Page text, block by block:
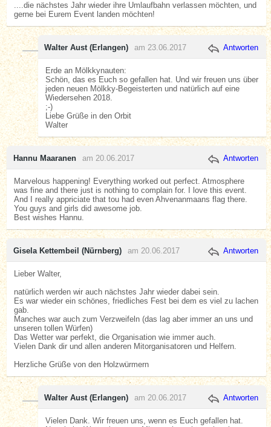
....die nächstes Jahr wieder ihre Umlaufbahn verlassen möchten, und
gerne bei Eurem Event landen möchten!
Walter Aust (Erlangen) am 23.06.2017 Antworten
Erde an Mölkkynauten:
Schön, das es Euch so gefallen hat. Und wir freuen uns über
jeden neuen Mölkky-Begeisterten und natürlich auf eine
Wiedersehen 2018.
;-)
Liebe Grüße in den Orbit
Walter
Hannu Maaranen am 20.06.2017 Antworten
Marvelous happening! Everything worked out perfect. Atmosphere
was fine and there just is nothing to complain for. I love this event.
And I really appriciate that tou had even Ahvenanmaans flag there.
You guys and girls did awesome job.
Best wishes Hannu.
Gisela Kettembeil (Nürnberg) am 20.06.2017 Antworten
Lieber Walter,
natürlich werden wir auch nächstes Jahr wieder dabei sein.
Es war wieder ein schönes, friedliches Fest bei dem es viel zu lachen
gab.
Manches war auch zum Verzweifeln (das lag aber immer an uns und
unseren tollen Würfen)
Das Wetter war perfekt, die Organisation wie immer auch.
Vielen Dank dir und allen anderen Mitorganisatoren und Helfern.
Herzliche Grüße von den Holzwürmern
Walter Aust (Erlangen) am 20.06.2017 Antworten
Vielen Dank. Wir freuen uns, wenn es Euch gefallen hat.